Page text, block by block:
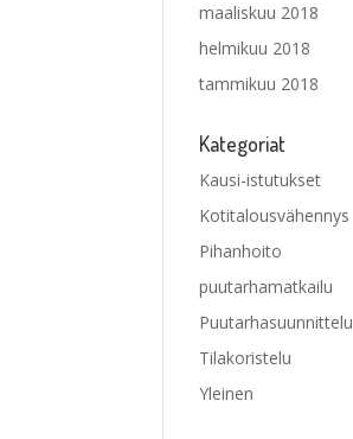
maaliskuu 2018
helmikuu 2018
tammikuu 2018
Kategoriat
Kausi-istutukset
Kotitalousvähennys
Pihanhoito
puutarhamatkailu
Puutarhasuunnittelu
Tilakoristelu
Yleinen